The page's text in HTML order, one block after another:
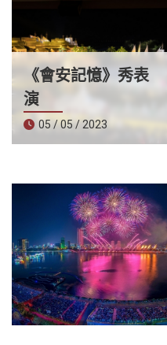
《會安記憶》秀表
演
05 / 05 / 2023